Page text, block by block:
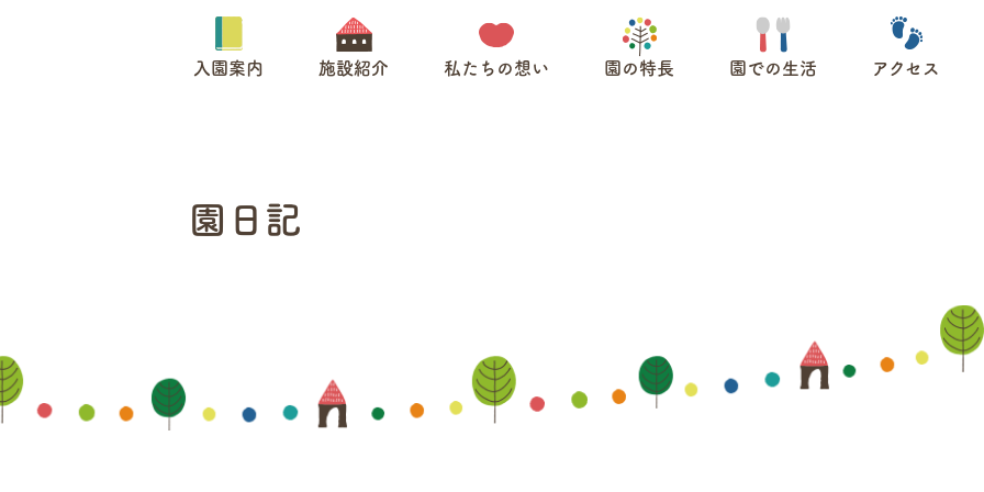
入園案内 施設紹介 私たちの想い 園の特長 園での生活 アクセス
園日記